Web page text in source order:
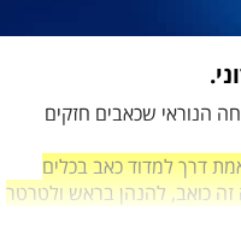
הנוראי שכאבים חזקים
דרך למדוד כאב בכלים
זה כואב, להנהן בראש ולטרטר